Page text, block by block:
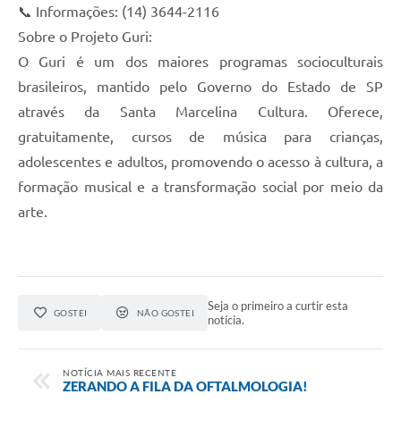
📞 Informações: (14) 3644-2116
Sobre o Projeto Guri:
O Guri é um dos maiores programas socioculturais
brasileiros, mantido pelo Governo do Estado de SP
através da Santa Marcelina Cultura. Oferece,
gratuitamente, cursos de música para crianças,
adolescentes e adultos, promovendo o acesso à cultura, a
formação musical e a transformação social por meio da
arte.
GOSTEI NÃO GOSTEI
Seja o primeiro a curtir esta
notícia.
NOTÍCIA MAIS RECENTE
ZERANDO A FILA DA OFTALMOLOGIA!